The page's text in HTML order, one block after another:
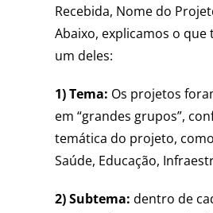
Recebida, Nome do
Abaixo, explicamos o que
um deles:
1) Tema: Os projetos
em “grandes grupos”,
temática do projeto,
Saúde, Educação,
2) Subtema: dentro de